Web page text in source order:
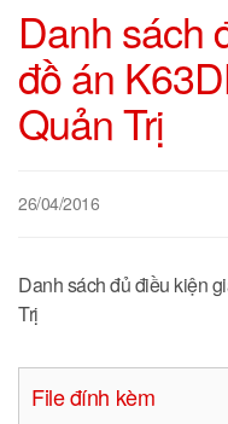
Danh sách
đồ án
Quản Trị
26/04/2016
Danh sách đủ điều kiện
Trị
File đính kèm